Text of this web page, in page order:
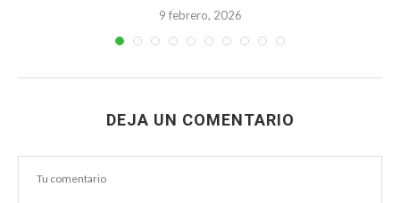
9 febrero, 2026
DEJA UN COMENTARIO